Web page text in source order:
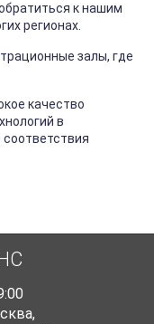
к нашим
регионах.
залы, где
качество
в
,